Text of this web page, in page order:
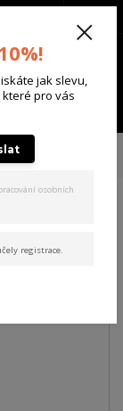
Menu
Sweatshirt black
jak slevu,
které pro vás
osobních
registrace.